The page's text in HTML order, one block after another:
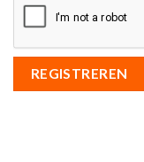
REGISTREREN